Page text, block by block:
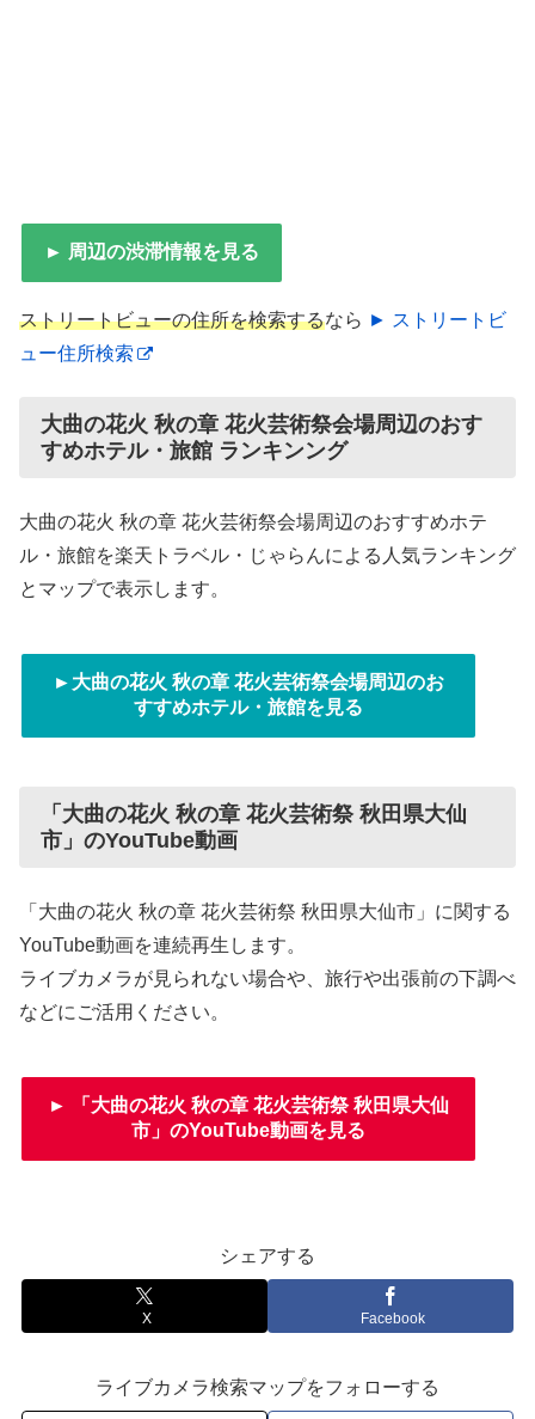
► 周辺の渋滞情報を見る
ストリートビューの住所を検索するなら ► ストリートビ
ュー住所検索
大曲の花火 秋の章 花火芸術祭会場周辺のおす
すめホテル・旅館 ランキンング
大曲の花火 秋の章 花火芸術祭会場周辺のおすすめホテ
ル・旅館を楽天トラベル・じゃらんによる人気ランキング
とマップで表示します。
►大曲の花火 秋の章 花火芸術祭会場周辺のお
すすめホテル・旅館を見る
「大曲の花火 秋の章 花火芸術祭 秋田県大仙
市」のYouTube動画
「大曲の花火 秋の章 花火芸術祭 秋田県大仙市」に関する
YouTube動画を連続再生します。
ライブカメラが見られない場合や、旅行や出張前の下調べ
などにご活用ください。
► 「大曲の花火 秋の章 花火芸術祭 秋田県大仙
市」のYouTube動画を見る
シェアする
X Facebook
ライブカメラ検索マップをフォローする